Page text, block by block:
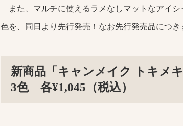
また、マルチに使えるラメなしマットなアイ
色を、同日より先行発売！なお先行発売品につ
新商品「キャンメイク トキメ
3色 各¥1,045（税込）